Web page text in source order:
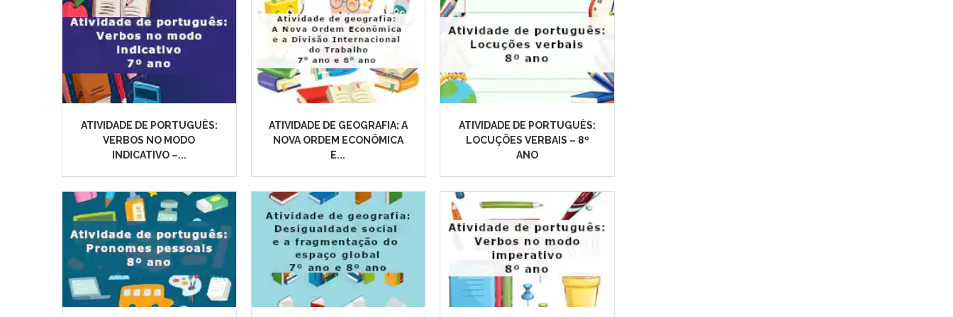
ATIVIDADE DE PORTUGUÊS:
VERBOS NO MODO
INDICATIVO –...
ATIVIDADE DE GEOGRAFIA: A
NOVA ORDEM ECONÔMICA
E...
ATIVIDADE DE PORTUGUÊS:
LOCUÇÕES VERBAIS – 8º
ANO